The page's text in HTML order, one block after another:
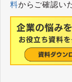
料からご確認い